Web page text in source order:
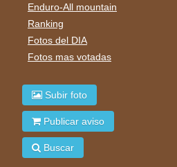
Enduro-All mountain
Ranking
Fotos del DIA
Fotos mas votadas
Subir foto
Publicar aviso
Buscar